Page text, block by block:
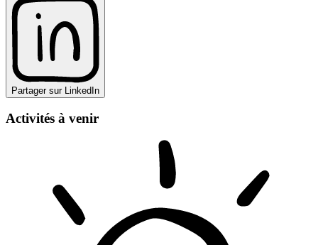
Partager sur LinkedIn
Activités à venir